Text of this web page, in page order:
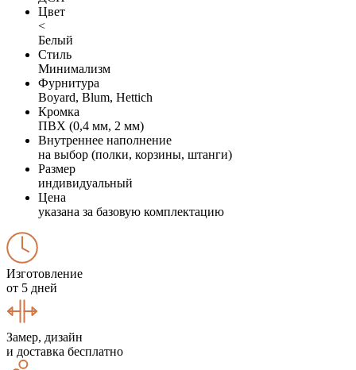
Цвет
<
Белый
Стиль
Минимализм
Фурнитура
Boyard, Blum, Hettich
Кромка
ПВХ (0,4 мм, 2 мм)
Внутреннее наполнение
на выбор (полки, корзины, штанги)
Размер
индивидуальный
Цена
указана за базовую комплектацию
Изготовление
от 5 дней
Замер, дизайн
и доставка бесплатно